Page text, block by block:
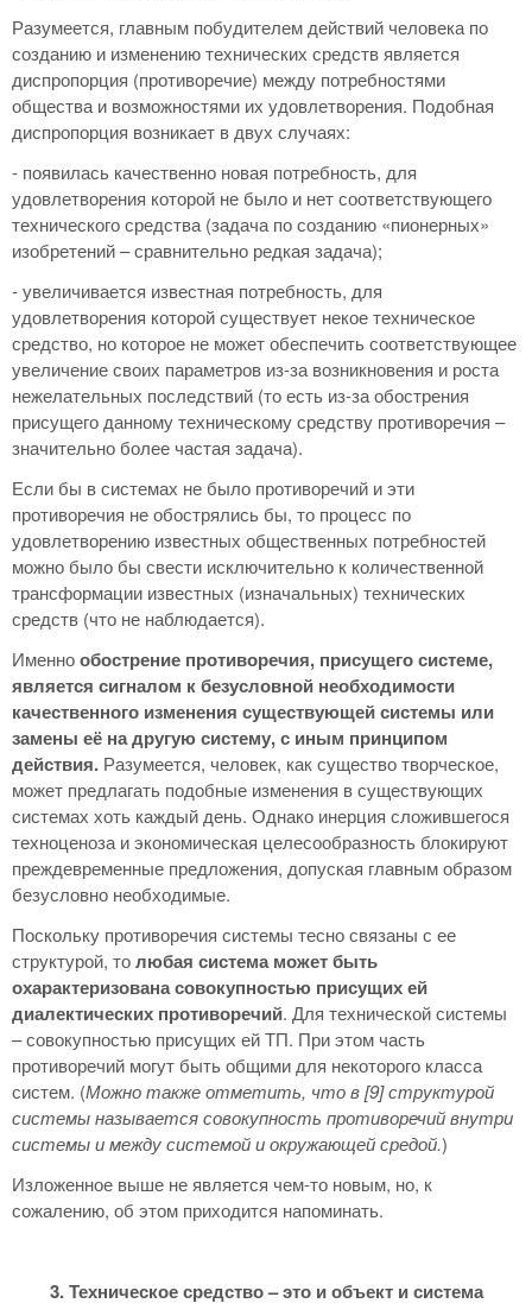
Разумеется, главным побудителем действий человека по
созданию и изменению технических средств является
диспропорция (противоречие) между потребностями
общества и возможностями их удовлетворения. Подобная
диспропорция возникает в двух случаях:
- появилась качественно новая потребность, для
удовлетворения которой не было и нет соответствующего
технического средства (задача по созданию «пионерных»
изобретений – сравнительно редкая задача);
- увеличивается известная потребность, для
удовлетворения которой существует некое техническое
средство, но которое не может обеспечить соответствующее
увеличение своих параметров из-за возникновения и роста
нежелательных последствий (то есть из-за обострения
присущего данному техническому средству противоречия –
значительно более частая задача).
Если бы в системах не было противоречий и эти
противоречия не обострялись бы, то процесс по
удовлетворению известных общественных потребностей
можно было бы свести исключительно к количественной
трансформации известных (изначальных) технических
средств (что не наблюдается).
Именнообострение противоречия, присущего системе,
является сигналом к безусловной необходимости
качественного изменения существующей системы или
замены её на другую систему, с иным принципом
действия. Разумеется, человек, как существо творческое,
может предлагать подобные изменения в существующих
системах хоть каждый день. Однако инерция сложившегося
техноценоза и экономическая целесообразность блокируют
преждевременные предложения, допуская главным образом
безусловно необходимые.
Поскольку противоречия системы тесно связаны с ее
структурой, толюбая система может быть
охарактеризована совокупностью присущих ей
диалектических противоречий. Для технической системы
– совокупностью присущих ей ТП. При этом часть
противоречий могут быть общими для некоторого класса
систем. (Можно также отметить, что в [9] структурой
системы называется совокупность противоречий внутри
системы и между системой и окружающей средой.)
Изложенное выше не является чем-то новым, но, к
сожалению, об этом приходится напоминать.
3. Техническое средство – это и объект и система